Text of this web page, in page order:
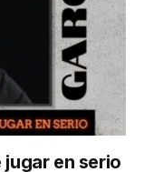
jugar en serio